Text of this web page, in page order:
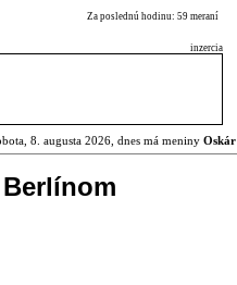
Za poslednú hodinu: 59 meraní
inzercia
8. augusta 2026, dnes má meniny Oskár